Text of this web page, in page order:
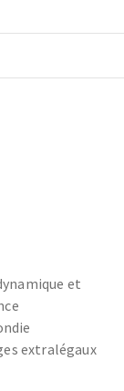
et
extralégaux